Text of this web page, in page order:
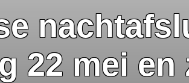
22 mei en